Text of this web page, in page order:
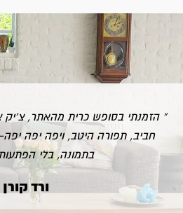
“ הזמנתי בסופש כרית מהאתר, צ'יק
חביב, תפורה היטב, ויפה יפה
בתמונה, בלי